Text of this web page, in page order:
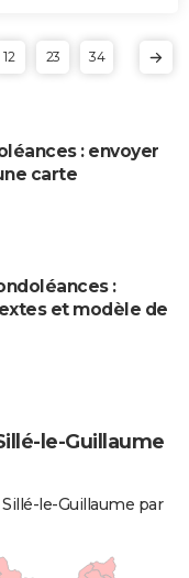
12 23 34
: envoyer
carte
:
et modèle de
le-Guillaume
le-Guillaume par